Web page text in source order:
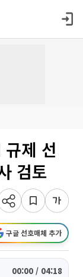
규제 선
검토
구글 선호매체 추가
00:00 / 04:18